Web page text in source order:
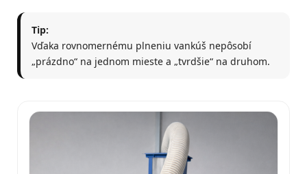
Tip:
Vďaka rovnomernému plneniu vankúš nepôsobí
„prázdno“ na jednom mieste a „tvrdšie“ na druhom.